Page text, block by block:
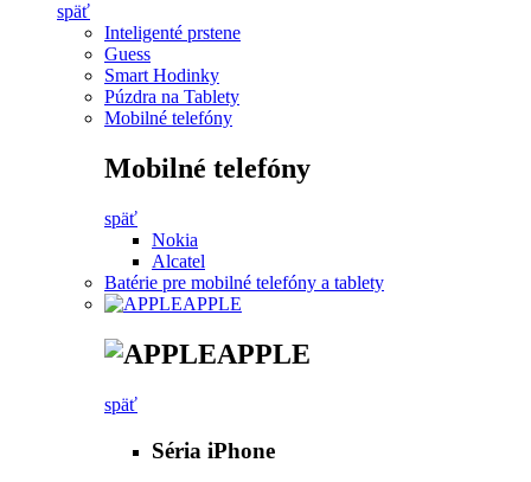
späť
Inteligenté prstene
Guess
Smart Hodinky
Púzdra na Tablety
Mobilné telefóny
Mobilné telefóny
späť
Nokia
Alcatel
Batérie pre mobilné telefóny a tablety
APPLE
APPLE
späť
Séria iPhone